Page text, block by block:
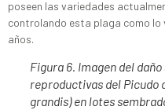
poseen las variedades
controlando esta plaga como lo
años.
Figura 6. Imagen del
reproductivas del Picudo
grandis) en lotes